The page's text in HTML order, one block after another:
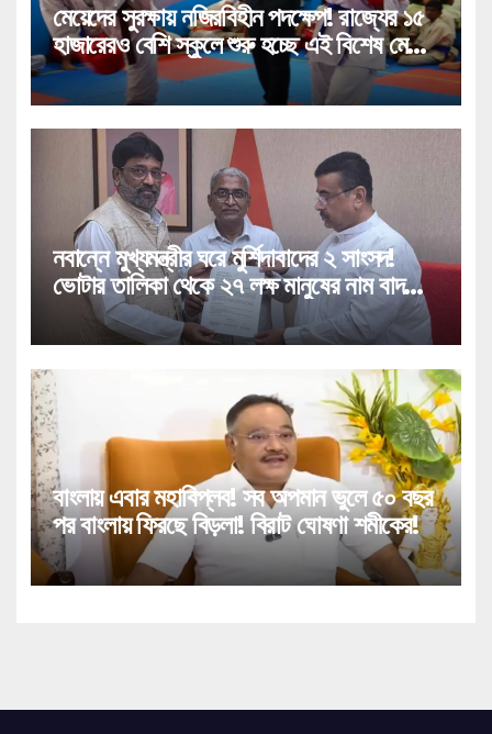
মেয়েদের সুরক্ষায় নজিরবিহীন পদক্ষেপ! রাজ্যের ১৫
হাজারেরও বেশি স্কুলে শুরু হচ্ছে এই বিশেষ মেগা
প্রশিক্ষণ!
নবান্নে মুখ্যমন্ত্রীর ঘরে মুর্শিদাবাদের ২ সাংসদ!
ভোটার তালিকা থেকে ২৭ লক্ষ মানুষের নাম বাদ
পড়া নিয়ে বিরাট পদক্ষেপ!
বাংলায় এবার মহাবিপ্লব! সব অপমান ভুলে ৫০ বছর
পর বাংলায় ফিরছে বিড়লা! বিরাট ঘোষণা শমীকের!